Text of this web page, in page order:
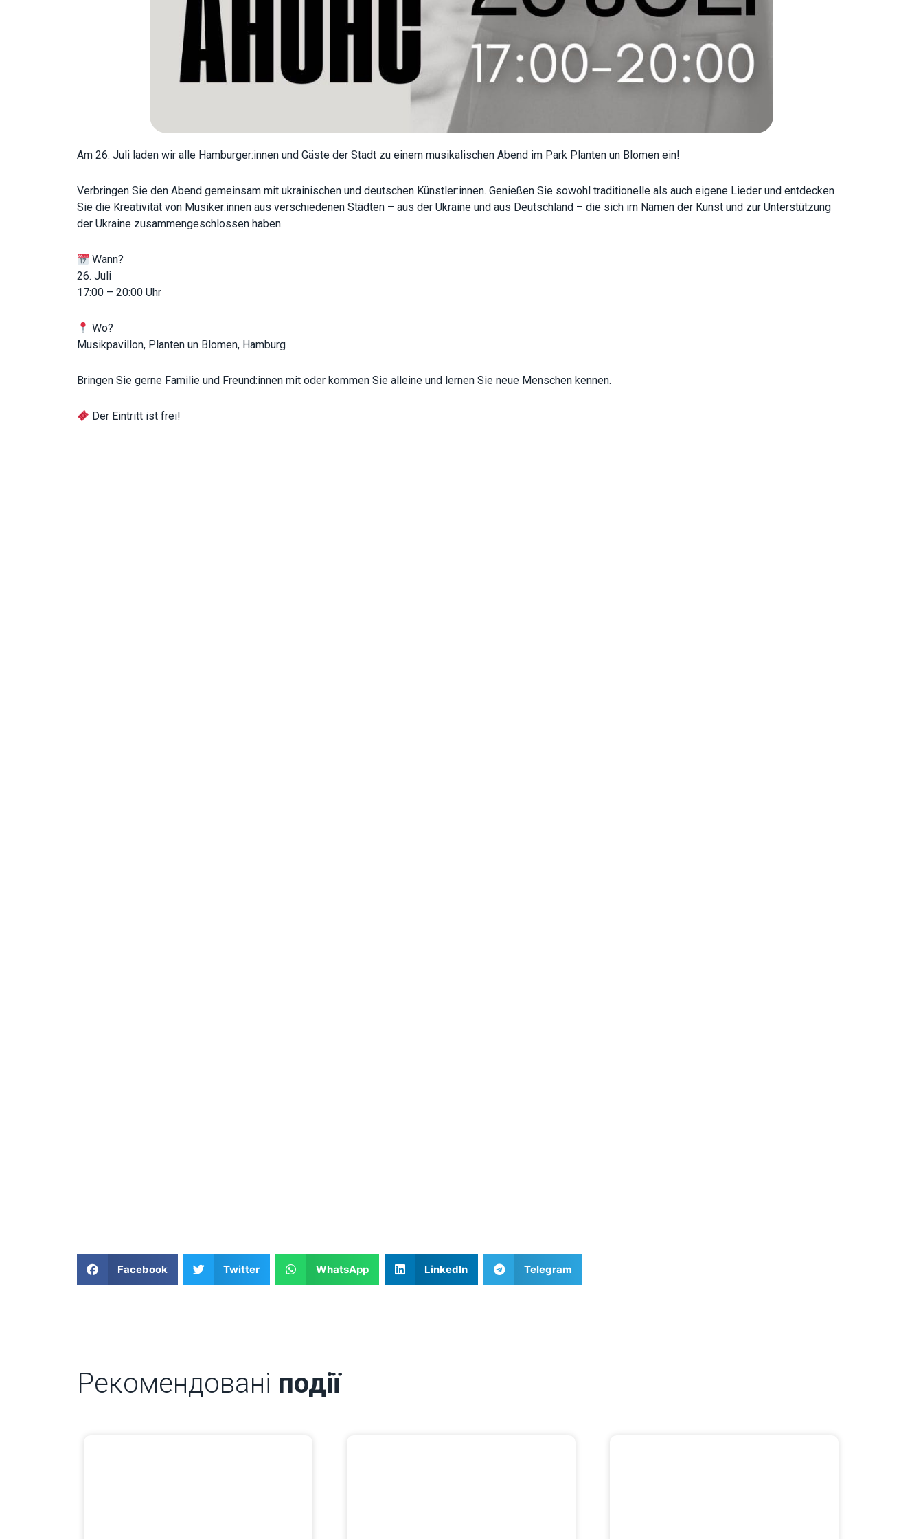
Am 26. Juli laden wir alle Hamburger:innen und Gäste der Stadt zu einem musikalischen Abend im Park Planten un Blomen ein!
Verbringen Sie den Abend gemeinsam mit ukrainischen und deutschen Künstler:innen. Genießen Sie sowohl traditionelle als auch eigene Lieder und entdecken
Sie die Kreativität von Musiker:innen aus verschiedenen Städten – aus der Ukraine und aus Deutschland – die sich im Namen der Kunst und zur Unterstützung
der Ukraine zusammengeschlossen haben.
Wann?
26. Juli
17:00 – 20:00 Uhr
Wo?
Musikpavillon, Planten un Blomen, Hamburg
Bringen Sie gerne Familie und Freund:innen mit oder kommen Sie alleine und lernen Sie neue Menschen kennen.
Der Eintritt ist frei!
Facebook Twitter WhatsApp LinkedIn Telegram
Рекомендовані події
functionality
will
from the
website.
and
site, you
increase the